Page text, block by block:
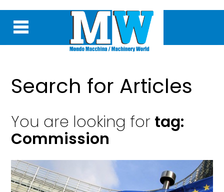
Search for Articles
You are looking for tag:
Commission